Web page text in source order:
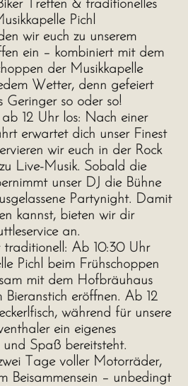
Treffen & traditionelles
Pichl
wir euch zu unserem
ein – kombiniert mit dem
der Musikkapelle
Wetter, denn gefeiert
so oder so!
ab 12 Uhrlos: Nach einer
erwartet dich unser Finest
wir euch in der Rock
Live-Musik. Sobald die
unser DJ die Bühne
Partynight. Damit
kannst, bieten wir dir
an.
traditionell: Ab 10:30Uhr
Pichl beim Frühschoppen
mit dem Hofbräuhaus
Bieranstich eröffnen. Ab 12
, während für unsere
ein eigenes
und Spaß bereitsteht.
Tage voller Motorräder,
Beisammensein – unbedingt